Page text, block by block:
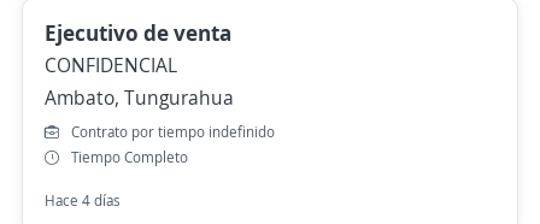
Ejecutivo de venta
CONFIDENCIAL
Ambato, Tungurahua
Contrato por tiempo indefinido
Tiempo Completo
Hace 4 días